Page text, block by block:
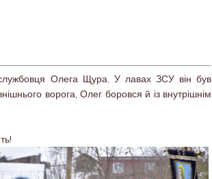
Олега Щура. У лавах ЗСУ він був
ворога, Олег боровся й із внутрішнім